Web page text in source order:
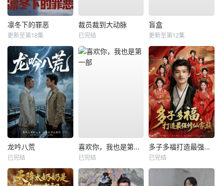
凛冬下的罪恶
更新至第18集
裁员裁到大动脉
已完结
盲盒
更新至第12集
龙吟八荒
已完结
喜欢你，我也是第一部
已完结
多子多福打造最强修仙家族
已完结